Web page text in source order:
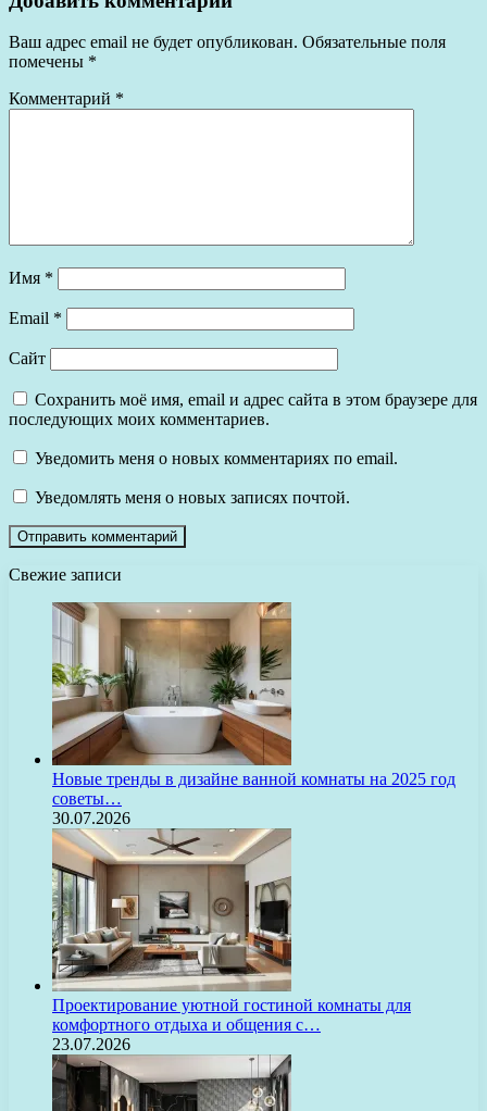
Ваш адрес email не будет опубликован. Обязательные поля
помечены *
Комментарий *
Имя *
Email *
Сайт
Сохранить моё имя, email и адрес сайта в этом браузере для
последующих моих комментариев.
Уведомить меня о новых комментариях по email.
Уведомлять меня о новых записях почтой.
Свежие записи
Новые тренды в дизайне ванной комнаты на 2025 год
советы…
30.07.2026
Проектирование уютной гостиной комнаты для
комфортного отдыха и общения с…
23.07.2026